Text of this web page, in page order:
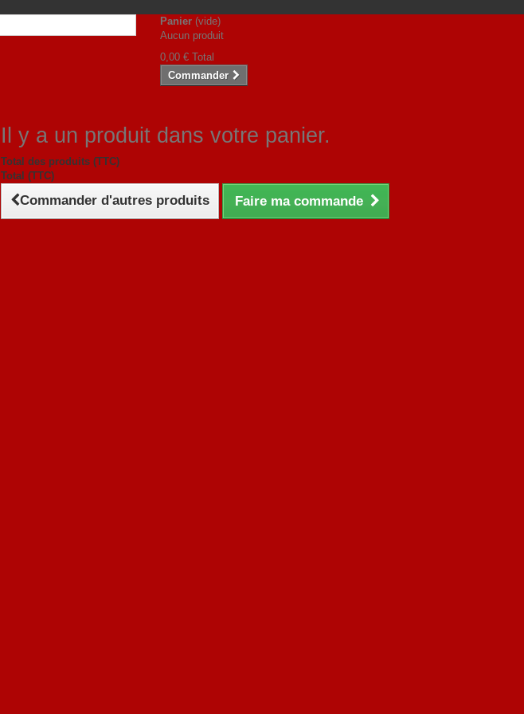
Panier (vide)
Aucun produit
0,00 € Total
Commander
Il y a un produit dans votre panier.
Total des produits (TTC)
Total (TTC)
Commander d'autres produits Faire ma commande